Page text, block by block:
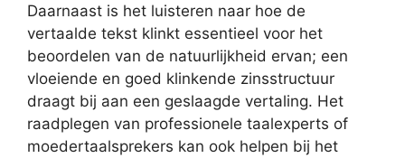
Daarnaast is het luisteren naar hoe de
vertaalde tekst klinkt essentieel voor het
beoordelen van de natuurlijkheid ervan; een
vloeiende en goed klinkende zinsstructuur
draagt bij aan een geslaagde vertaling. Het
raadplegen van professionele taalexperts of
moedertaalsprekers kan ook helpen bij het